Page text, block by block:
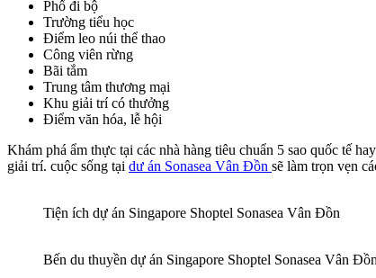
Phố đi bộ
Trường tiểu học
Điểm leo núi thể thao
Công viên rừng
Bãi tắm
Trung tâm thương mại
Khu giải trí có thưởng
Điểm văn hóa, lễ hội
Khám phá ẩm thực tại các nhà hàng tiêu chuẩn 5 sao quốc tế
giải trí. cuộc sống tại dư án Sonasea Vân Đồn sẽ làm trọn vẹn
Tiện ích dự án Singapore Shoptel Sonasea Vân Đồn
Bến du thuyền dự án Singapore Shoptel Sonasea Vân Đồn